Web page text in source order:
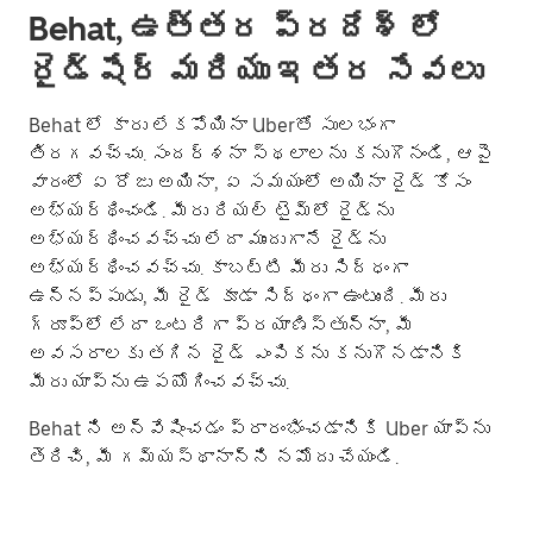
Behat, ఉత్తర ప్రదేశ్ లో
రైడ్‌షేర్ మరియు ఇతర సేవలు
Behat లో కారు లేకపోయినా Uberతో సులభంగా
తిరగవచ్చు. సందర్శనా స్థలాలను కనుగొనండి, ఆపై
వారంలో ఏ రోజు అయినా, ఏ సమయంలో అయినా రైడ్ కోసం
అభ్యర్థించండి. మీరు రియల్ టైమ్‌లో రైడ్‌ను
అభ్యర్థించవచ్చు లేదా ముందుగానే రైడ్‌ను
అభ్యర్థించవచ్చు. కాబట్టి మీరు సిద్ధంగా
ఉన్నప్పుడు, మీ రైడ్ కూడా సిద్ధంగా ఉంటుంది. మీరు
గ్రూప్؜లో లేదా ఒంటరిగా ప్రయాణిస్తున్నా, మీ
అవసరాలకు తగిన రైడ్ ఎంపికను కనుగొనడానికి
మీరు యాప్‌ను ఉపయోగించవచ్చు.
Behat ని అన్వేషించడం ప్రారంభించడానికి Uber యాప్‌ను
తెరిచి, మీ గమ్యస్థానాన్ని నమోదు చేయండి.